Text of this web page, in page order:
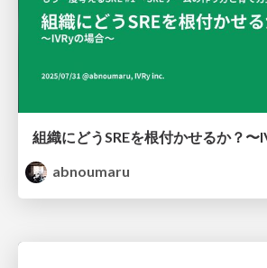
組織にどうSREを根付かせるか？〜
abnoumaru